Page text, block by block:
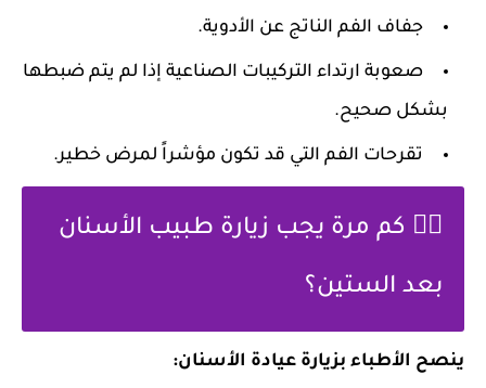
جفاف الفم الناتج عن الأدوية.
صعوبة ارتداء التركيبات الصناعية إذا لم يتم ضبطها
بشكل صحيح.
تقرحات الفم التي قد تكون مؤشراً لمرض خطير.
🧑‍⚕️ كم مرة يجب زيارة طبيب الأسنان
بعد الستين؟
ينصح الأطباء بزيارة عيادة الأسنان: